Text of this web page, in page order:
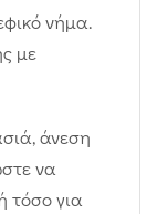
νήμα.
με
άνεση
να
τόσο για